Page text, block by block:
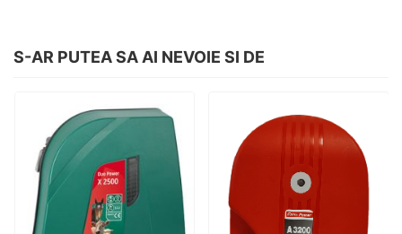
S-AR PUTEA SA AI NEVOIE SI DE